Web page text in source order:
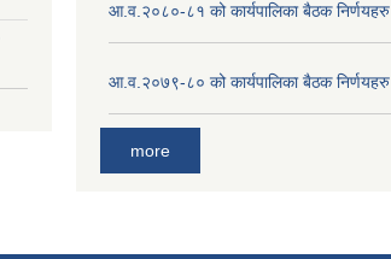
आ.व.२०८०-८१ को कार्यपालिका बैठक निर्णयहरु
आ.व.२०७९-८० को कार्यपालिका बैठक निर्णयहरु
more